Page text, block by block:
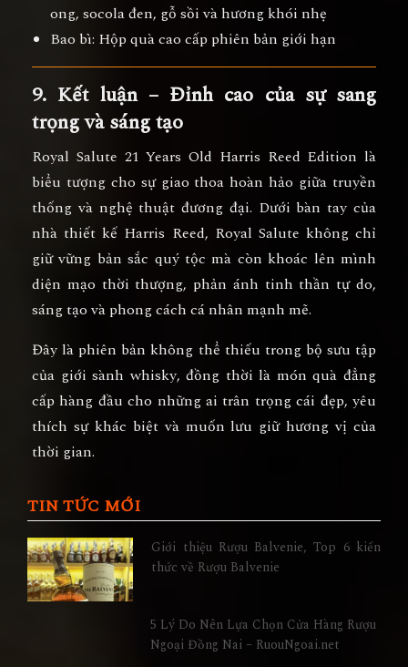
ong, socola đen, gỗ sồi và hương khói nhẹ
Bao bì: Hộp quà cao cấp phiên bản giới hạn
9. Kết luận – Đỉnh cao của sự sang
trọng và sáng tạo
Royal Salute 21 Years Old Harris Reed Edition là
biểu tượng cho sự giao thoa hoàn hảo giữa truyền
thống và nghệ thuật đương đại. Dưới bàn tay của
nhà thiết kế Harris Reed, Royal Salute không chỉ
giữ vững bản sắc quý tộc mà còn khoác lên mình
diện mạo thời thượng, phản ánh tinh thần tự do,
sáng tạo và phong cách cá nhân mạnh mẽ.
Đây là phiên bản không thể thiếu trong bộ sưu tập
của giới sành whisky, đồng thời là món quà đẳng
cấp hàng đầu cho những ai trân trọng cái đẹp, yêu
thích sự khác biệt và muốn lưu giữ hương vị của
thời gian.
TIN TỨC MỚI
Giới thiệu Rượu Balvenie, Top 6 kiến
thức về Rượu Balvenie
5 Lý Do Nên Lựa Chọn Cửa Hàng Rượu
Ngoại Đồng Nai – RuouNgoai.net